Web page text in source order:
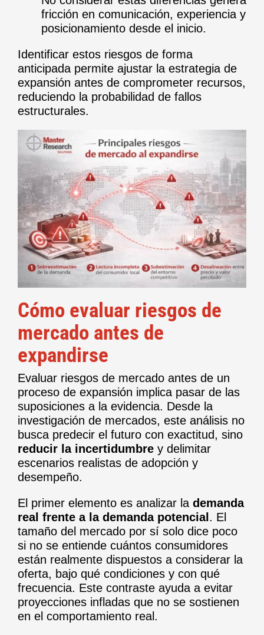
fricción en comunicación, experiencia y
posicionamiento desde el inicio.
Identificar estos riesgos de forma
anticipada permite ajustar la estrategia de
expansión antes de comprometer recursos,
reduciendo la probabilidad de fallos
estructurales.
Cómo evaluar riesgos de
mercado antes de
expandirse
Evaluar riesgos de mercado antes de un
proceso de expansión implica pasar de las
suposiciones a la evidencia. Desde la
investigación de mercados, este análisis no
busca predecir el futuro con exactitud, sino
reducir la incertidumbrey delimitar
escenarios realistas de adopción y
desempeño.
El primer elemento es analizar la demanda
real frente a la demanda potencial . El
tamaño del mercado por sí solo dice poco
si no se entiende cuántos consumidores
están realmente dispuestos a considerar la
oferta, bajo qué condiciones y con qué
frecuencia. Este contraste ayuda a evitar
proyecciones infladas que no se sostienen
en el comportamiento real.